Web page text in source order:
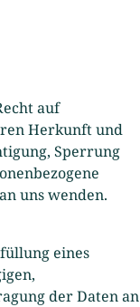
auf
Herkunft und
Sperrung
uns wenden.
eines
der Daten an